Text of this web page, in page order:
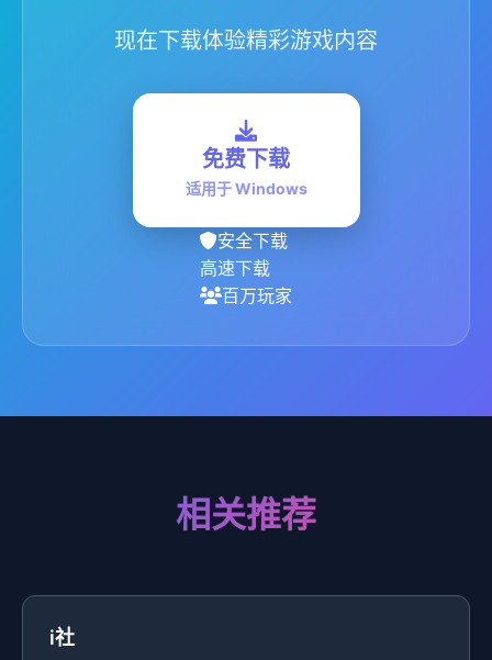
现在下载体验精彩游戏内容
免费下载
适用于 Windows
安全下载
高速下载
百万玩家
相关推荐
i社